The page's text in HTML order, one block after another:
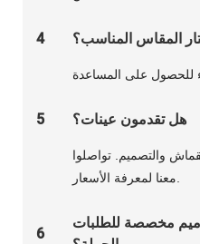
4 المقاس المناسب؟
5 هل تقدمون عينات؟
والتصميم. تواصلوا
6
مخصصة للطلبات